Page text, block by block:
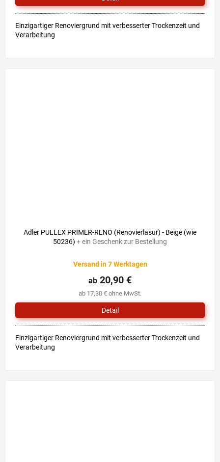
Einzigartiger Renoviergrund mit verbesserter Trockenzeit und
Verarbeitung
Adler PULLEX PRIMER-RENO (Renovierlasur) - Beige (wie
50236) + ein Geschenk zur Bestellung
Versand in 7 Werktagen
ab 17,30 € ohne MwSt.
ab 20,90 €
Detail
Einzigartiger Renoviergrund mit verbesserter Trockenzeit und
Verarbeitung